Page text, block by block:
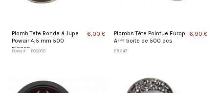
Plomb Tete Ronde à Jupe
Powair 4,5 mm 500
pieces
Powair PO0000
6,00 €
Plombs Tête Pointue Europ
Arm boite de 500 pcs
PB247
6,90 €